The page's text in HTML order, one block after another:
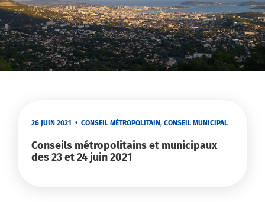
26 JUIN 2021 • CONSEIL MÉTROPOLITAIN, CONSEIL MUNICIPAL
Conseils métropolitains et municipaux
des 23 et 24 juin 2021